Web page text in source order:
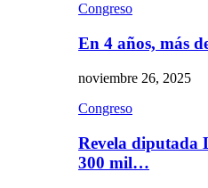
Congreso
En 4 años, más
noviembre 26, 2025
Congreso
Revela diputada
300 mil…